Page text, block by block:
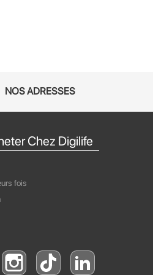
NOS ADRESSES
Chez Digilife
fois